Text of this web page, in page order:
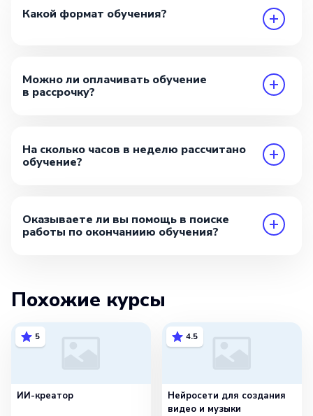
Какой формат обучения?
Можно ли оплачивать обучение
в рассрочку?
На сколько часов в неделю рассчитано
обучение?
Оказываете ли вы помощь в поиске
работы по окончаниию обучения?
Похожие курсы
5
ИИ-креатор
4.5
Нейросети для создания
видео и музыки